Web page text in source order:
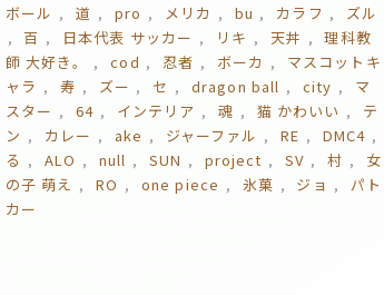
ボール
道 pro メリカ bu カラフ
ズル
百
日本代表 サッカー リキ 天丼
理科教
師 大好き。
cod 忍者 ボーカ
マスコットキ
ャラ
寿 ズー セ dragon ball city
マ
スター
64 インテリア 魂 猫 かわいい
テ
ン
カレー ake ジャーファル RE
DMC4
る
ALO null SUN project SV 村
女
の子 萌え
RO one piece 氷菓 ジョ
パト
カー